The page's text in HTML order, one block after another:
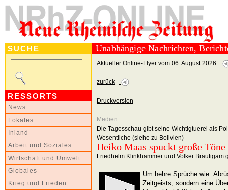
SUCHE
RESSORTS
News
Lokales
Inland
Arbeit und Soziales
Wirtschaft und Umwelt
Globales
Krieg und Frieden
Unabhängige Nachrichten,
Aktueller Online-Flyer vom 06. August 2026
zurück
Druckversion
Medien
Die Tagesschau gibt seine Wichtigtuerei als
Wesentliche (siehe zu Bolivien)
Heiko Maas spuckt große Töne
Friedhelm Klinkhammer und Volker Bräutigam
Um hehre Sprüche wie
Zeitgeists, sondern eine